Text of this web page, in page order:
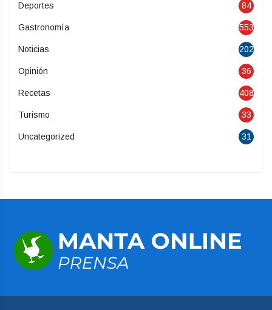
Deportes 84
Gastronomía 553
Noticias 202
Opinión 36
Recetas 408
Turismo 33
Uncategorized 31